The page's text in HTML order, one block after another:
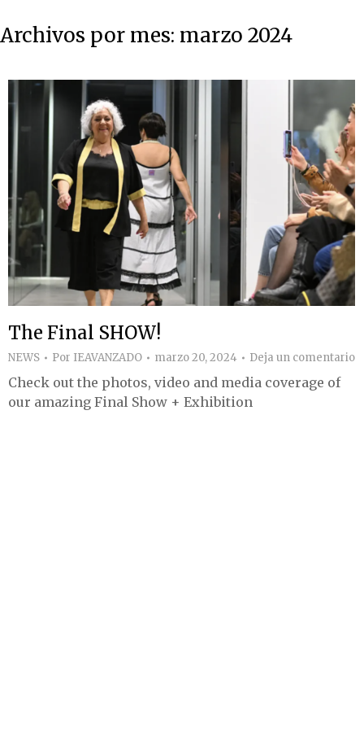
Archivos por mes: marzo 2024
The Final SHOW!
NEWS Por IEAVANZADO marzo 20, 2024 Deja un comentario
Check out the photos, video and media coverage of
our amazing Final Show + Exhibition